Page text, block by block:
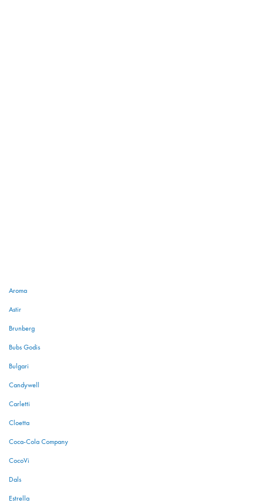
Aroma
Astir
Brunberg
Bubs Godis
Bulgari
Candywell
Carletti
Cloetta
Coca-Cola Company
CocoVi
Dals
Estrella